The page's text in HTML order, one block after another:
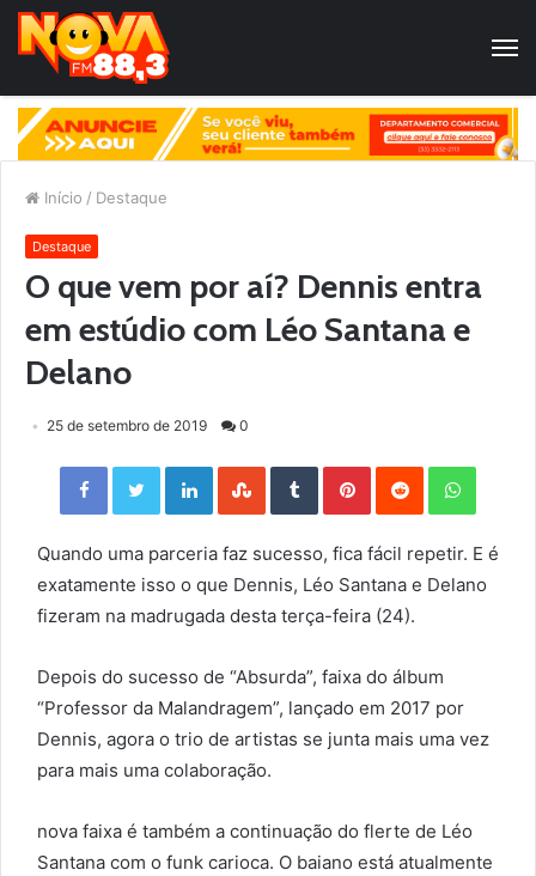
Início / Destaque
Destaque
O que vem por aí? Dennis entra
em estúdio com Léo Santana e
Delano
25 de setembro de 2019 0
Facebook Twitter LinkedIn StumbleUpon Tumblr Pinterest Reddit
Quando uma parceria faz sucesso, fica fácil repetir. E é
exatamente isso o que Dennis, Léo Santana e Delano
fizeram na madrugada desta terça-feira (24).
Depois do sucesso de “Absurda”, faixa do álbum
“Professor da Malandragem”, lançado em 2017 por
Dennis, agora o trio de artistas se junta mais uma vez
para mais uma colaboração.
nova faixa é também a continuação do flerte de Léo
Santana com o funk carioca. O baiano está atualmente